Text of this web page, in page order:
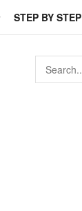
STEP BY STEP